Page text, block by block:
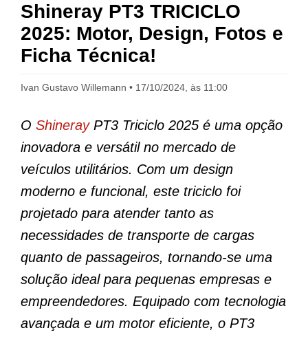
Shineray PT3 TRICICLO
2025: Motor, Design, Fotos e
Ficha Técnica!
Ivan Gustavo Willemann 17/10/2024, às 11:00
O ShinerayPT3 Triciclo 2025 é uma opção
inovadora e versátil no mercado de
veículos utilitários. Com um design
moderno e funcional, este triciclo foi
projetado para atender tanto as
necessidades de transporte de cargas
quanto de passageiros, tornando-se uma
solução ideal para pequenas empresas e
empreendedores. Equipado com tecnologia
avançada e um motor eficiente, o PT3